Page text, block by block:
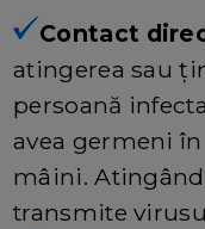
Contact
atingerea sau
persoană
avea germeni
mâini. Atingând
transmite